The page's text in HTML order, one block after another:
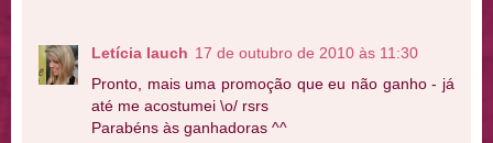
Letícia Iauch 17 de outubro de 2010 às 11:30
Pronto, mais uma promoção que eu não ganho - já
até me acostumei \o/ rsrs
Parabéns às ganhadoras ^^